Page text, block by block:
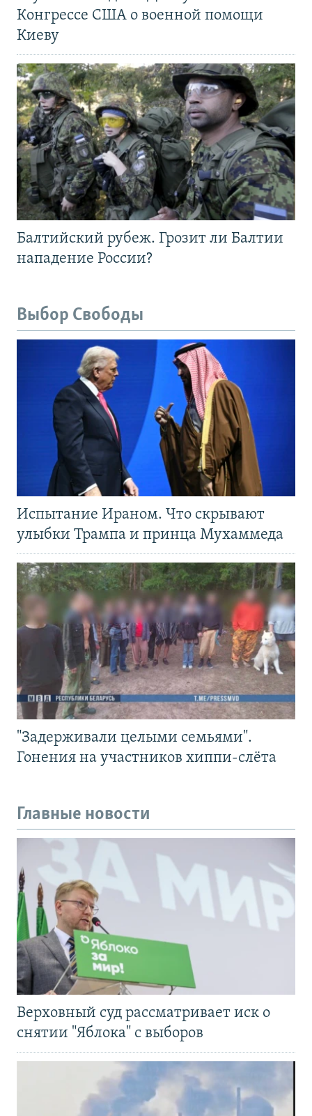
Конгрессе США о военной помощи
Киеву
Балтийский рубеж. Грозит ли Балтии
нападение России?
Выбор Свободы
Испытание Ираном. Что скрывают
улыбки Трампа и принца Мухаммеда
"Задерживали целыми семьями".
Гонения на участников хиппи-слёта
Главные новости
Верховный суд рассматривает иск о
снятии "Яблока" с выборов